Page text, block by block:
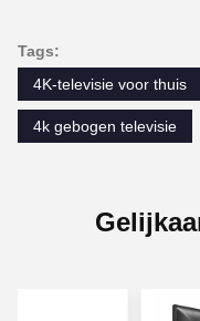
Tags:
4K-televisie voor thuis
4k gebogen televisie